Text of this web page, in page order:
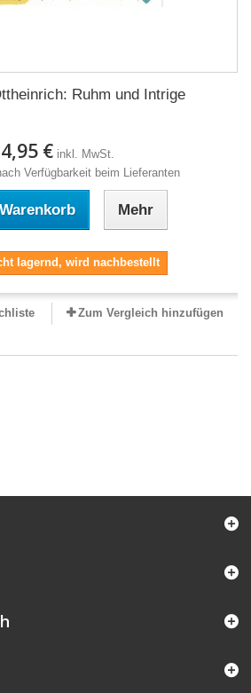
Ruhm und Intrige
€ inkl. MwSt.
Verfügbarkeit beim Lieferanten
Mehr
lagernd, wird nachbestellt
Zum Vergleich hinzufügen